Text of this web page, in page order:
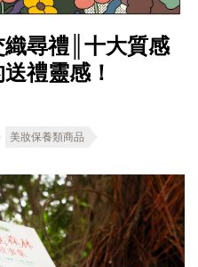
尋禮║十大質感
禮靈感！
美妝保養類商品